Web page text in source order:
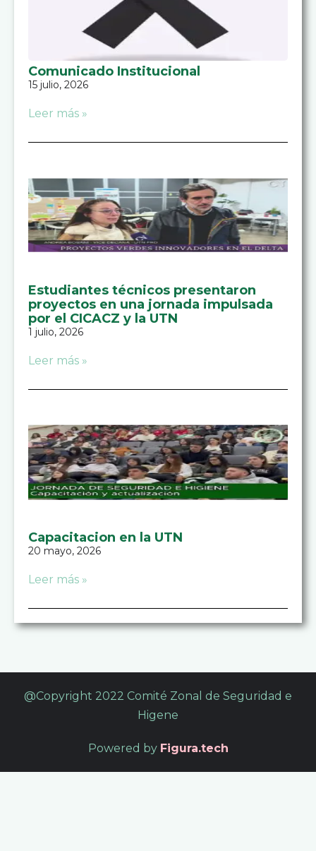
Comunicado Institucional
15 julio, 2026
Leer más »
Estudiantes técnicos presentaron
proyectos en una jornada impulsada
por el CICACZ y la UTN
1 julio, 2026
Leer más »
Capacitacion en la UTN
20 mayo, 2026
Leer más »
@Copyright 2022 Comité Zonal de Seguridad e
Higene
Powered by Figura.tech